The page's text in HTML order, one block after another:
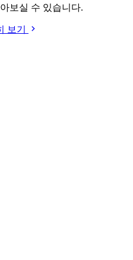
보실 수 있습니다.
보기